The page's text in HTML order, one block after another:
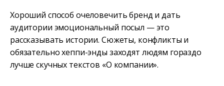
Хороший способ очеловечить бренд и дать
аудитории эмоциональный посыл — это
рассказывать истории. Сюжеты, конфликты и
обязательно хеппи-энды заходят людям гораздо
лучше скучных текстов «О компании».